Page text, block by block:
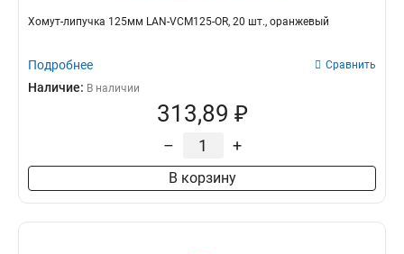
Хомут-липучка 125мм LAN-VCM125-OR, 20 шт., оранжевый
Подробнее Сравнить
Наличие: В наличии
313,89 ₽
– +
В корзину